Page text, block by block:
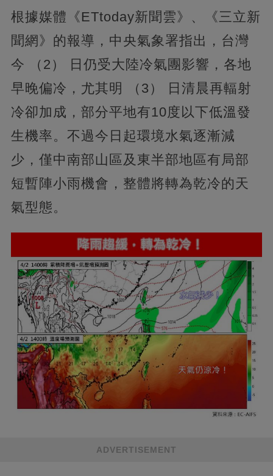
根據媒體《ETtoday新聞雲》、《三立新
聞網》的報導，中央氣象署指出，台灣
今 （2） 日仍受大陸冷氣團影響，各地
早晚偏冷，尤其明 （3） 日清晨再輻射
冷卻加成，部分平地有10度以下低溫發
生機率。不過今日起環境水氣逐漸減
少，僅中南部山區及東半部地區有局部
短暫陣小雨機會，整體將轉為乾冷的天
氣型態。
ADVERTISEMENT